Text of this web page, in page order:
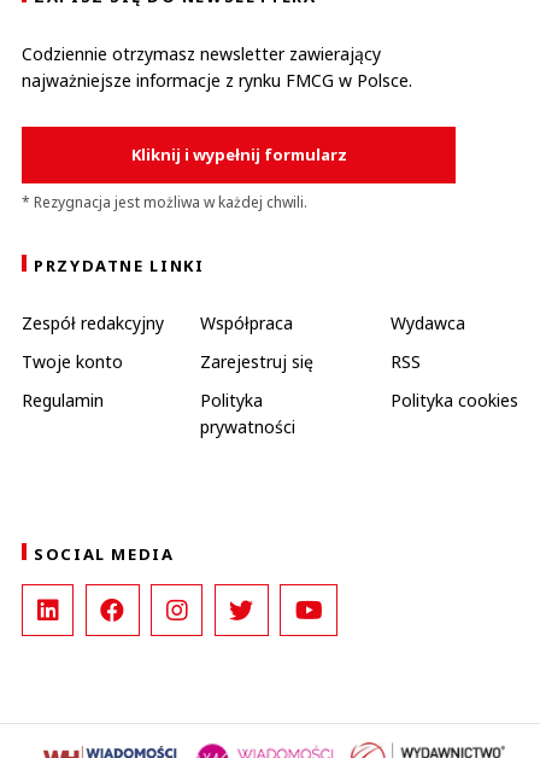
Codziennie otrzymasz newsletter zawierający
najważniejsze informacje z rynku FMCG w Polsce.
Kliknij i wypełnij formularz
* Rezygnacja jest możliwa w każdej chwili.
PRZYDATNE LINKI
Zespół redakcyjny Współpraca
Wydawca
Twoje konto
Zarejestruj się
RSS
Regulamin
Polityka
prywatności
Polityka cookies
SOCIAL MEDIA